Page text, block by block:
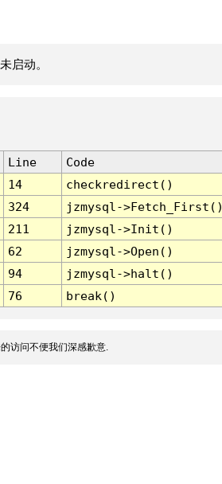
启动。
Line
Code
14
checkredirect()
324
jzmysql-
211
jzmysql->Init()
62
jzmysql->Open()
94
jzmysql->halt()
76 break()
访问不便我们深感歉意.